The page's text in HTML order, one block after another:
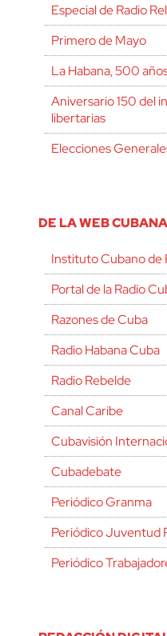
Especial de Radio
Primero de Mayo
La Habana, 500
Aniversario 150 del
libertarias
Elecciones
DE LA WEB CUBANA
Instituto Cubano de
Portal de la Radio
Razones de Cuba
Radio Habana Cuba
Radio Rebelde
Canal Caribe
Cubavisión
Cubadebate
Periódico Granma
Periódico Juventud
Periódico